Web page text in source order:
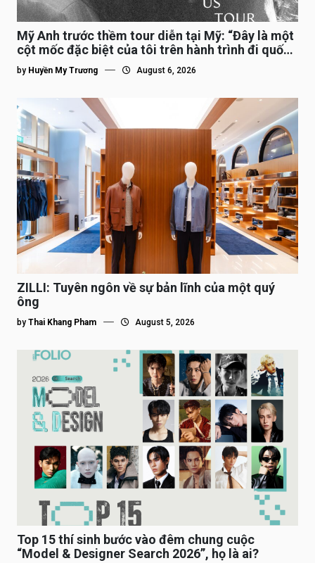
Mỹ Anh trước thềm tour diễn tại Mỹ: “Đây là một
cột mốc đặc biệt của tôi trên hành trình đi quốc
tế”
by Huyền My Trương August 6, 2026
ZILLI: Tuyên ngôn về sự bản lĩnh của một quý
ông
by Thai Khang Pham August 5, 2026
Top 15 thí sinh bước vào đêm chung cuộc
“Model & Designer Search 2026”, họ là ai?